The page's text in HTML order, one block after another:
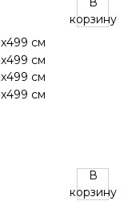
корзину
В
корзину